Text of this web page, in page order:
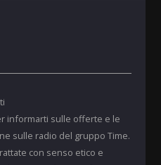
informarti sulle offerte e le
sulle radio del gruppo Time.
con senso etico e